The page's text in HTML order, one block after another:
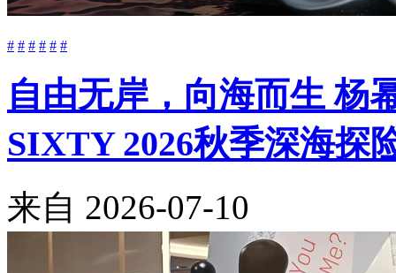
# # # # # #
自由无岸，向海而生 杨
SIXTY 2026秋季深海探
来自 2026-07-10